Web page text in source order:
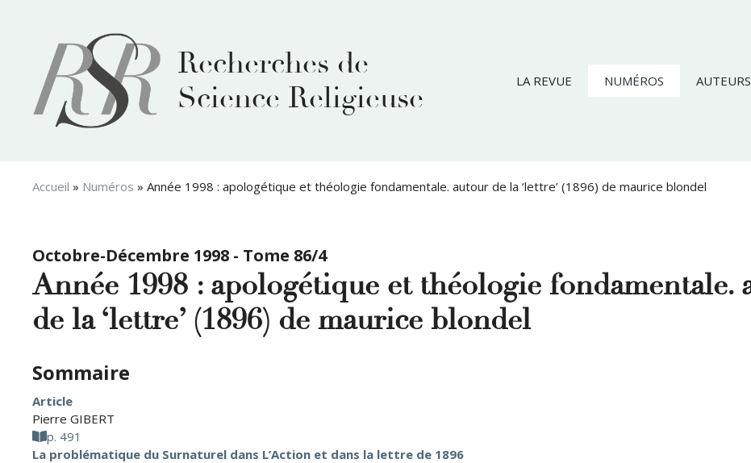
Recherches de
Science Religieuse
LA REVUE NUMÉROS AUTEURS
Accueil » Numéros » Année 1998 : apologétique et théologie fondamentale. autour de la ‘lettre’ (1896) de maurice blondel
Octobre-Décembre 1998 - Tome 86/4
Année 1998 : apologétique et théologie fondamentale.
de la ‘lettre’ (1896) de maurice blondel
Sommaire
Article
Pierre GIBERT
p. 491
La problématique du Surnaturel dans L’Action et dans la lettre de 1896